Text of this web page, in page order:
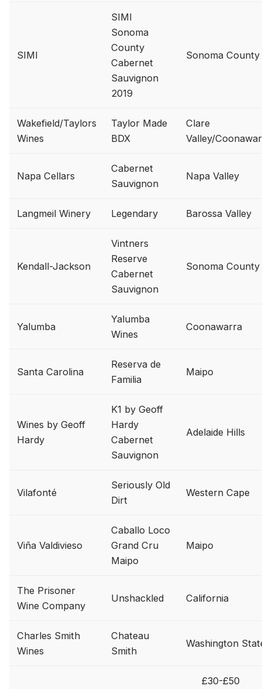
SIMI
SIMI
Sonoma
County
Cabernet
Sauvignon
2019
Sonoma County
Wakefield/Taylors
Wines
Taylor Made
BDX
Clare
Valley/
Napa Cellars
Cabernet
Sauvignon
Napa Valley
Langmeil Winery Legendary Barossa Valley
Kendall-Jackson
Vintners
Reserve
Cabernet
Sauvignon
Sonoma County
Yalumba
Yalumba
Wines
Coonawarra
Santa Carolina
Reserva de
Familia
Maipo
Wines by Geoff
Hardy
K1 by Geoff
Hardy
Cabernet
Sauvignon
Adelaide Hills
Vilafonté
Seriously Old
Dirt
Western Cape
Viña Valdivieso
Caballo Loco
Grand Cru
Maipo
Maipo
The Prisoner
Wine Company
Unshackled California
Charles Smith
Wines
Chateau
Smith
Washington
£30-£50